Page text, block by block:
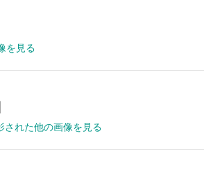
を見る
された他の画像を見る